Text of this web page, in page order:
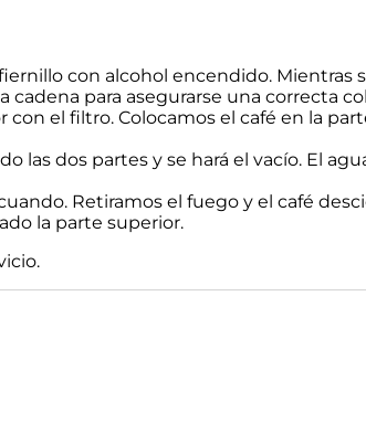
con alcohol encendido. Mientras
para asegurarse una correcta
el filtro. Colocamos el café en la
las dos partes y se hará el vacío. El
Retiramos el fuego y el café
la parte superior.